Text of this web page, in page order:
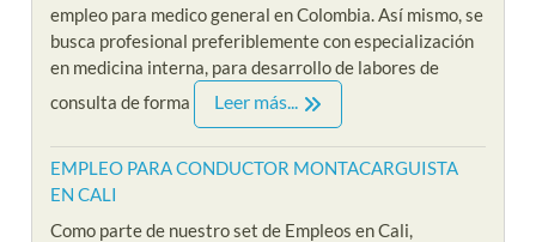
empleo para medico general en Colombia. Así mismo, se
busca profesional preferiblemente con especialización
en medicina interna, para desarrollo de labores de
consulta de forma
Leer más...
EMPLEO PARA CONDUCTOR MONTACARGUISTA
EN CALI
Como parte de nuestro set de Empleos en Cali,